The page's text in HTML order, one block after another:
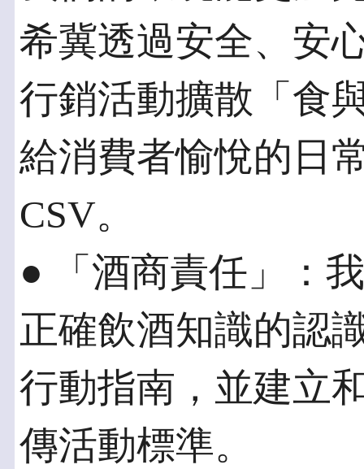
希冀透過安全、安
行銷活動擴散「食
給消費者愉悅的日
CSV。
● 「酒商責任」：
正確飲酒知識的認
行動指南，並建立
傳活動標準。